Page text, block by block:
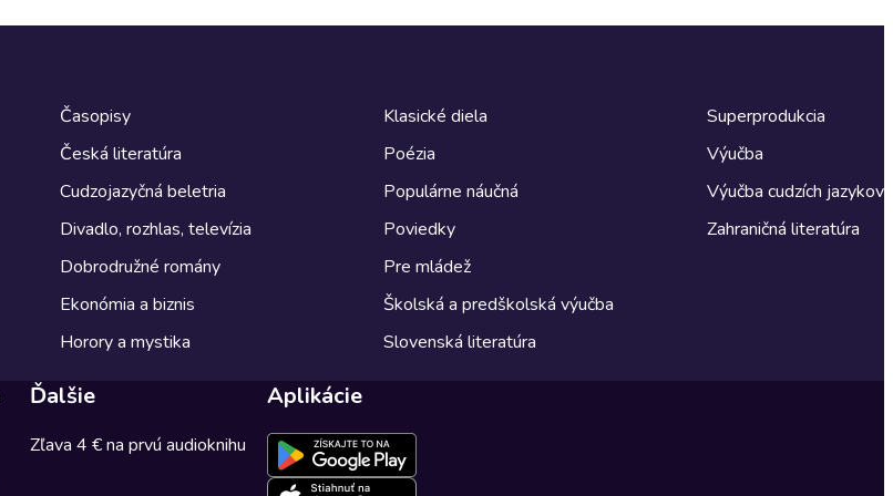
Časopisy
Česká literatúra
Cudzojazyčná beletria
Divadlo, rozhlas, televízia
Dobrodružné romány
Ekonómia a biznis
Horory a mystika
Klasické diela
Poézia
Populárne náučná
Poviedky
Pre mládež
Školská a predškolská výučba
Slovenská literatúra
Superprodukcia
Výučba
Výučba cudzích jazykov
Zahraničná literatúra
Ďalšie
Zľava 4 € na prvú audioknihu
Aplikácie